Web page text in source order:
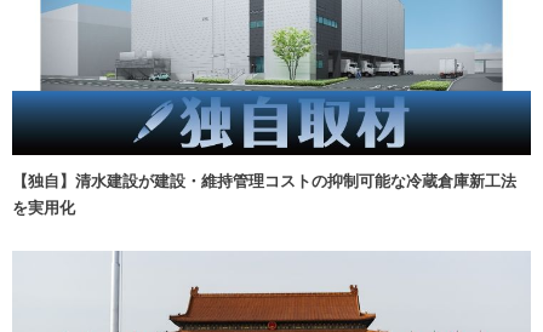
【独自】清水建設が建設・維持管理コストの抑制可能な冷蔵倉庫新工法
を実用化